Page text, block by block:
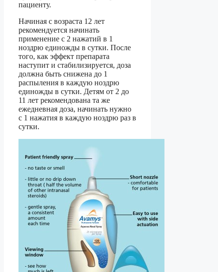
пациенту.
Начиная с возраста 12 лет
рекомендуется начинать
применение с 2 нажатий в 1
ноздрю единожды в сутки. После
того, как эффект препарата
наступит и стабилизируется, доза
должна быть снижена до 1
распыления в каждую ноздрю
единожды в сутки. Детям от 2 до
11 лет рекомендована та же
ежедневная доза, начинать нужно
с 1 нажатия в каждую ноздрю раз в
сутки.